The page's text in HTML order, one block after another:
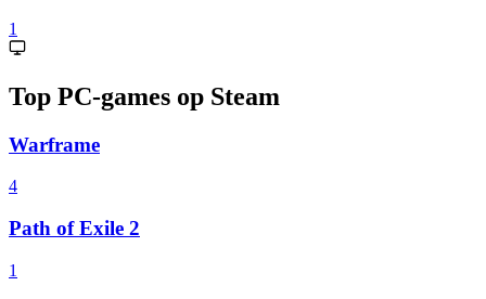
1
Top PC-games op Steam
Warframe
4
Path of Exile 2
1